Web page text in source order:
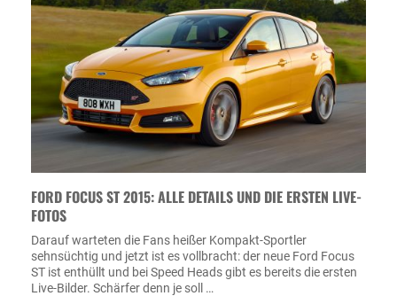
FORD FOCUS ST 2015: ALLE DETAILS UND DIE ERSTEN LIVE-
FOTOS
Darauf warteten die Fans heißer Kompakt-Sportler
sehnsüchtig und jetzt ist es vollbracht: der neue Ford Focus
ST ist enthüllt und bei Speed Heads gibt es bereits die ersten
Live-Bilder. Schärfer denn je soll …